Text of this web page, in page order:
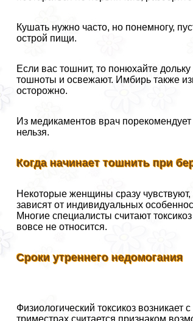
Кушать нужно часто, но понемногу,
острой пищи.
Если вас тошнит, то понюхайте
тошноты и освежают. Имбирь также
осторожно.
Из медикаментов врач
нельзя.
Когда начинает тошнить при
Некоторые женщины сразу
зависят от индивидуальных
Многие специалисты считают
вовсе не относится.
Сроки утреннего недомогания
Физиологический токсикоз
триместрах считается признаком